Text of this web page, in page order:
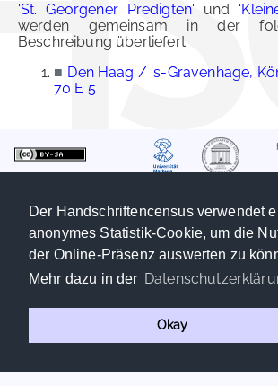
Der Handschriftencensus verwendet
anonymes Statistik-Cookie, um die
der Online-Präsenz auswerten zu
Mehr dazu in der
Okay
'St. Georgener Predigten' und
werden gemeinsam in der
Beschreibung überliefert:
■ Den Haag / 's-Gravenhage,
70 E 5